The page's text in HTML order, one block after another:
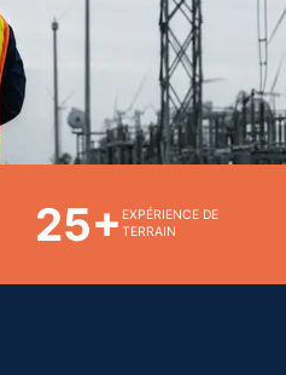
25+ EXPÉRIENCE DE
TERRAIN